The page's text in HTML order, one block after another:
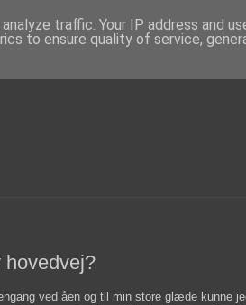
hovedvej?
ved åen og til min store glæde kunne
traffic. Your IP address and
to ensure quality of service,